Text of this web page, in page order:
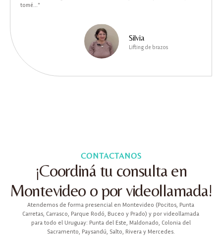
tomé..."
Silvia
Lifting de brazos
CONTACTANOS
¡Coordiná tu consulta en
Montevideo o por videollamada!
Atendemos de forma presencial en Montevideo (Pocitos, Punta
Carretas, Carrasco, Parque Rodó, Buceo y Prado) y por videollamada
para todo el Uruguay: Punta del Este, Maldonado, Colonia del
Sacramento, Paysandú, Salto, Rivera y Mercedes.